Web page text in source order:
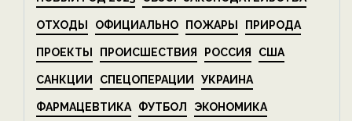
ОТХОДЫ ОФИЦИАЛЬНО ПОЖАРЫ ПРИРОДА
ПРОЕКТЫ ПРОИСШЕСТВИЯ РОССИЯ США
САНКЦИИ СПЕЦОПЕРАЦИИ УКРАИНА
ФАРМАЦЕВТИКА ФУТБОЛ ЭКОНОМИКА